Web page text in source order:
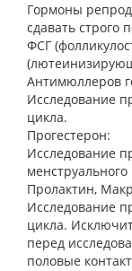
Гормоны
сдавать строго
ФСГ
Антимюллеров
Исследование
цикла.
Прогестерон:
Исследование
менструального
Пролактин,
Исследование
цикла.
перед
половые